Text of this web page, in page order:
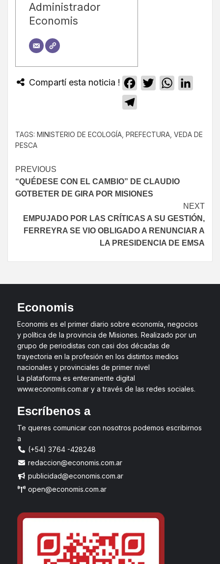
Administrador
Economis
Compartí esta noticia ! Facebook
TwitterWhatsApp
TAGS: MINISTERIO DE ECOLOGÍA PREFECTURA VEDA DE
PESCA
PREVIOUS
“QUÉDESE CON EL CAMBIO” DE CLAUDIO
GOTBETER DE GIRA POR MISIONES
NEXT
EMPUJADO POR LAS CRÍTICAS A SU GESTIÓN,
FERREYRA SE VIO OBLIGADO A RENUNCIAR A
LA PRESIDENCIA DE EMSA
Economis
Economis es el primer diario sobre economía, negocios
y política de la provincia de Misiones. Realizado por un
grupo de periodistas con casi dos décadas de
trayectoria en la profesión en los distintos medios
nacionales y provinciales de primer nivel
La plataforma es enteramente digital
www.economis.com.ar y a través de las redes sociales.
Escríbenos a
Te queres comunicar con nosotros podemos escribirnos
a
(+54) 3764 -428248
redaccion@economis.com.ar
publicidad@economis.com.ar
open@economis.com.ar